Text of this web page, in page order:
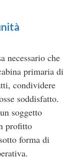
necessario che
primaria di
condividere
soddisfatto.
soggetto
profitto
forma di